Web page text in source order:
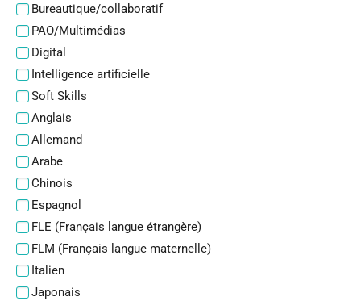
Bureautique/collaboratif
PAO/Multimédias
Digital
Intelligence artificielle
Soft Skills
Anglais
Allemand
Arabe
Chinois
Espagnol
FLE (Français langue étrangère)
FLM (Français langue maternelle)
Italien
Japonais